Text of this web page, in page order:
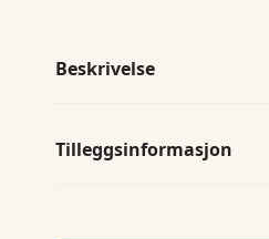
Beskrivelse
Tilleggsinformasjon